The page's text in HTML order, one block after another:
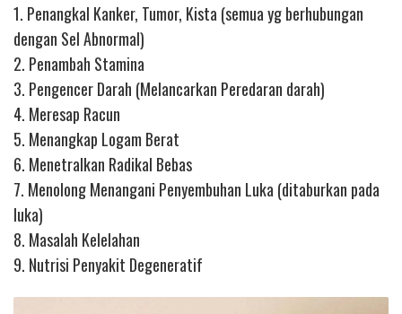
1. Penangkal Kanker, Tumor, Kista (semua yg berhubungan
dengan Sel Abnormal)
2. Penambah Stamina
3. Pengencer Darah (Melancarkan Peredaran darah)
4. Meresap Racun
5. Menangkap Logam Berat
6. Menetralkan Radikal Bebas
7. Menolong Menangani Penyembuhan Luka (ditaburkan pada
luka)
8. Masalah Kelelahan
9. Nutrisi Penyakit Degeneratif